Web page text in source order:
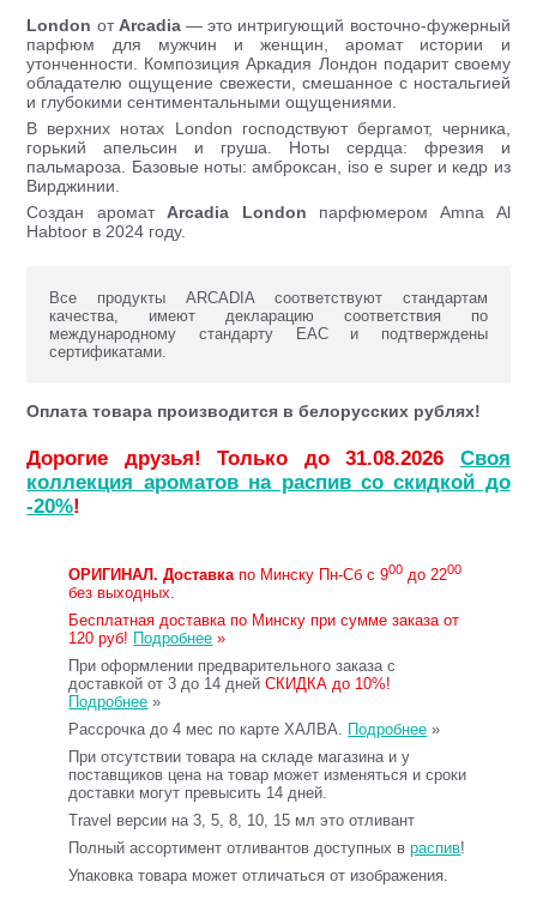
London от Arcadia— это интригующий восточно-фужерный
парфюм для мужчин и женщин, аромат истории и
утонченности. Композиция Аркадия Лондон подарит своему
обладателю ощущение свежести, смешанное с ностальгией
и глубокими сентиментальными ощущениями.
В верхних нотах London господствуют бергамот, черника,
горький апельсин и груша. Ноты сердца: фрезия и
пальмароза. Базовые ноты: амброксан, iso e super и кедр из
Вирджинии.
Создан аромат Arcadia London парфюмером Amna Al
Habtoor в 2024 году.
Все продукты ARCADIA соответствуют стандартам
качества, имеют декларацию соответствия по
международному стандарту ЕАС и подтверждены
сертификатами.
Оплата товара производится в белорусских рублях!
Дорогие друзья! Только до 31.08.2026 Своя
коллекция ароматов на распив со скидкой до
-20%!
ОРИГИНАЛ. Доставкапо Минску Пн-Сб с 900 до 2200
без выходных.
Бесплатная доставка по Минску при сумме заказа от
120 руб! Подробнее »
При оформлении предварительного заказа с
доставкой от 3 до 14 днейСКИДКА до 10%!
Подробнее »
Рассрочка до 4 мес по карте ХАЛВА. Подробнее »
При отсутствии товара на складе магазина и у
поставщиков цена на товар может изменяться и сроки
доставки могут превысить 14 дней.
Travel версии на 3, 5, 8, 10, 15 мл это отливант
Полный ассортимент отливантов доступных враспив!
Упаковка товара может отличаться от изображения.